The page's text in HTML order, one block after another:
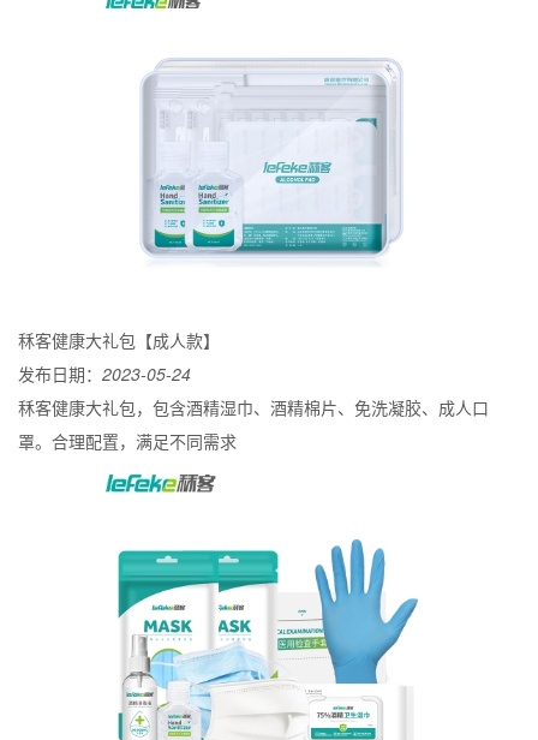
秝客健康大礼包【成人款】
发布日期： 2023-05-24
秝客健康大礼包，包含酒精湿巾、酒精棉片、免洗凝胶、成人口
罩。合理配置，满足不同需求